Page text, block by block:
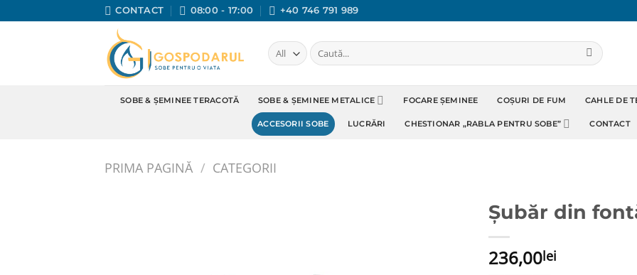
to
CONTACT 08:00 - 17:00 +40 746 791 989
Caută
după:
SOBE & ȘEMINEE TERACOTĂ SOBE & ȘEMINEE METALICE FOCARE ȘEMINEE COȘURI DE FUM CAHLE DE
ACCESORII SOBE LUCRĂRI CHESTIONAR „RABLA PENTRU SOBE” CONTACT
PRIMA PAGINĂ / CATEGORII
Șubăr din
236,00lei